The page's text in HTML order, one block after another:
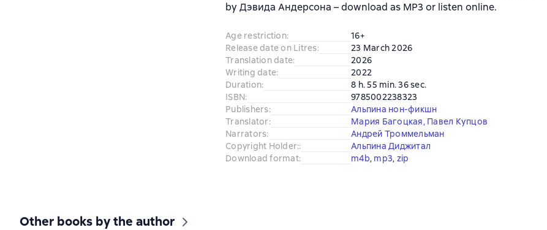
by Дэвида Андерсона – download as MP3 or listen online.
Age restriction:
16+
Release date on Litres:
23 March 2026
Translation date:
2026
Writing date:
2022
Duration:
8 h. 55 min. 36 sec.
ISBN:
9785002238323
Publishers:
Альпина нон-фикшн
Translator: Мария Багоцкая, Павел Купцов
Narrators:
Андрей Троммельман
Copyright Holder::
Альпина Диджитал
Download format: m4b, mp3, zip
Other books by the author